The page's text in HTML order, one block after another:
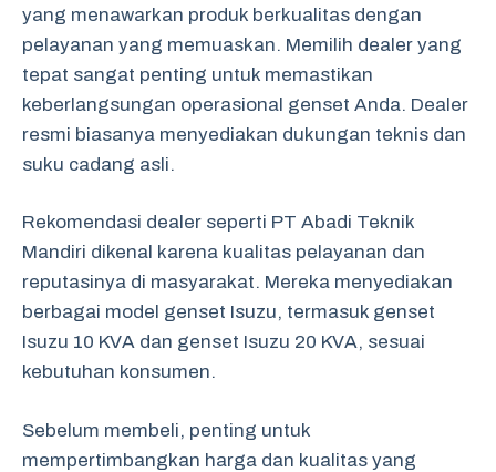
yang menawarkan produk berkualitas dengan
pelayanan yang memuaskan. Memilih dealer yang
tepat sangat penting untuk memastikan
keberlangsungan operasional genset Anda. Dealer
resmi biasanya menyediakan dukungan teknis dan
suku cadang asli.
Rekomendasi dealer seperti PT Abadi Teknik
Mandiri dikenal karena kualitas pelayanan dan
reputasinya di masyarakat. Mereka menyediakan
berbagai model genset Isuzu, termasuk genset
Isuzu 10 KVA dan genset Isuzu 20 KVA, sesuai
kebutuhan konsumen.
Sebelum membeli, penting untuk
mempertimbangkan harga dan kualitas yang